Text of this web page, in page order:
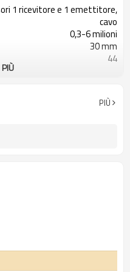
1 ricevitore e 1 emettitore,
cavo
0,3-6 milioni
30 mm
44
Dotato di connettore M12
PIÙ